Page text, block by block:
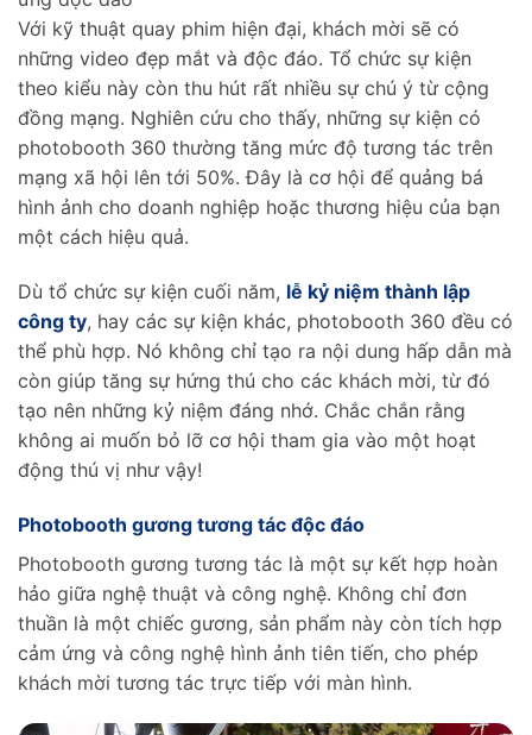
Với kỹ thuật quay phim hiện đại, khách mời sẽ có
những video đẹp mắt và độc đáo. Tổ chức sự kiện
theo kiểu này còn thu hút rất nhiều sự chú ý từ cộng
đồng mạng. Nghiên cứu cho thấy, những sự kiện có
photobooth 360 thường tăng mức độ tương tác trên
mạng xã hội lên tới 50%. Đây là cơ hội để quảng bá
hình ảnh cho doanh nghiệp hoặc thương hiệu của bạn
một cách hiệu quả.
Dù tổ chức sự kiện cuối năm, lễ kỷ niệm thành lập
công ty, hay các sự kiện khác, photobooth 360 đều có
thể phù hợp. Nó không chỉ tạo ra nội dung hấp dẫn mà
còn giúp tăng sự hứng thú cho các khách mời, từ đó
tạo nên những kỷ niệm đáng nhớ. Chắc chắn rằng
không ai muốn bỏ lỡ cơ hội tham gia vào một hoạt
động thú vị như vậy!
Photobooth gương tương tác độc đáo
Photobooth gương tương tác là một sự kết hợp hoàn
hảo giữa nghệ thuật và công nghệ. Không chỉ đơn
thuần là một chiếc gương, sản phẩm này còn tích hợp
cảm ứng và công nghệ hình ảnh tiên tiến, cho phép
khách mời tương tác trực tiếp với màn hình.